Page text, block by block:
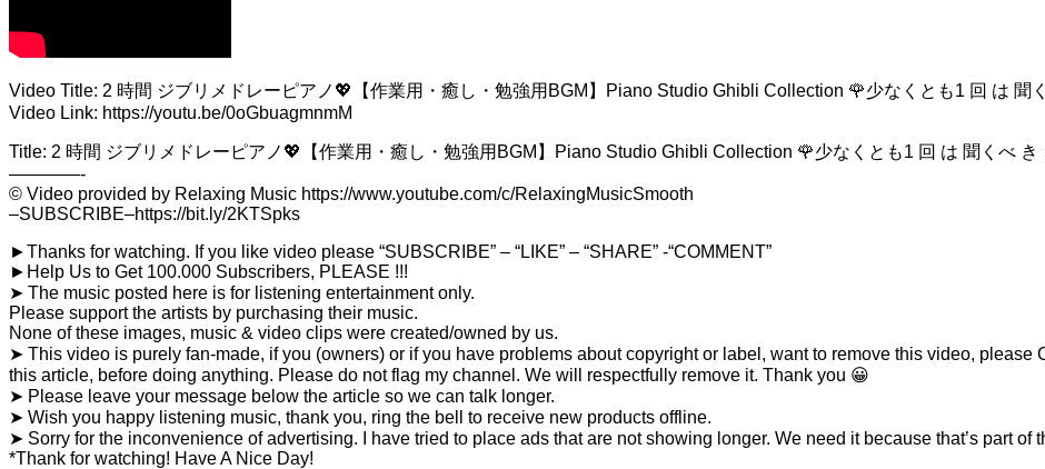
Video Title: 2 時間 ジブリメドレーピアノ💖【作業用・癒し・勉強用BGM】Piano Studio Ghibli Collection 🌹少なくとも1 回 は 聞
Video Link: https://youtu.be/0oGbuagmnmM
Title: 2 時間 ジブリメドレーピアノ💖【作業用・癒し・勉強用BGM】Piano Studio Ghibli Collection 🌹少なくとも1 回 は 聞くべ
————-
©️ Video provided by Relaxing Music https://www.youtube.com/c/RelaxingMusicSmooth
–SUBSCRIBE–https://bit.ly/2KTSpks
►Thanks for watching. If you like video please “SUBSCRIBE” – “LIKE” – “SHARE” -“COMMENT”
►Help Us to Get 100.000 Subscribers, PLEASE !!!
➤ The music posted here is for listening entertainment only.
Please support the artists by purchasing their music.
None of these images, music & video clips were created/owned by us.
➤ This video is purely fan-made, if you (owners) or if you have problems about copyright or label, want to remove this video,
this article, before doing anything. Please do not flag my channel. We will respectfully remove it. Thank you 😀
➤ Please leave your message below the article so we can talk longer.
➤ Wish you happy listening music, thank you, ring the bell to receive new products offline.
➤ Sorry for the inconvenience of advertising. I have tried to place ads that are not showing longer. We need it because that’s part of
*Thank for watching! Have A Nice Day!